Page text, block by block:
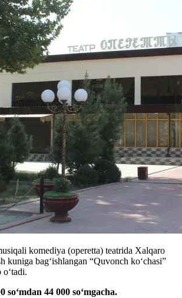
komediya (operetta) teatrida Xalqaro
kuniga bagʻishlangan “Quvonch koʻchasi”
oʻtadi.
44 000 soʻmgacha.